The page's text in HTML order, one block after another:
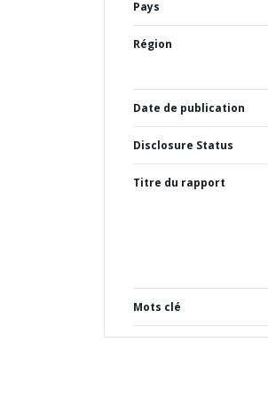
Pays
Région
Date de publication
Disclosure Status
Titre du rapport
Mots clé